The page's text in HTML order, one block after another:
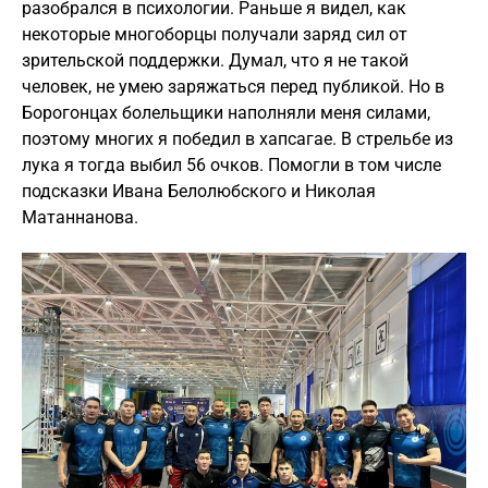
разобрался в психологии. Раньше я видел, как
некоторые многоборцы получали заряд сил от
зрительской поддержки. Думал, что я не такой
человек, не умею заряжаться перед публикой. Но в
Борогонцах болельщики наполняли меня силами,
поэтому многих я победил в хапсагае. В стрельбе из
лука я тогда выбил 56 очков. Помогли в том числе
подсказки Ивана Белолюбского и Николая
Матаннанова.